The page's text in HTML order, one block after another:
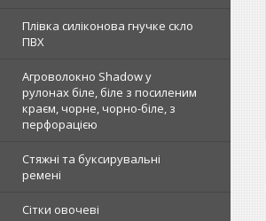
Плівка силіконова гнучке скло
ПВХ
Агроволокно Shadow у
рулонах біле, біле з посиленим
краєм, чорне, чорно-біле, з
перфорацією
Стяжні та буксирувальні
ремені
Сітки овочеві